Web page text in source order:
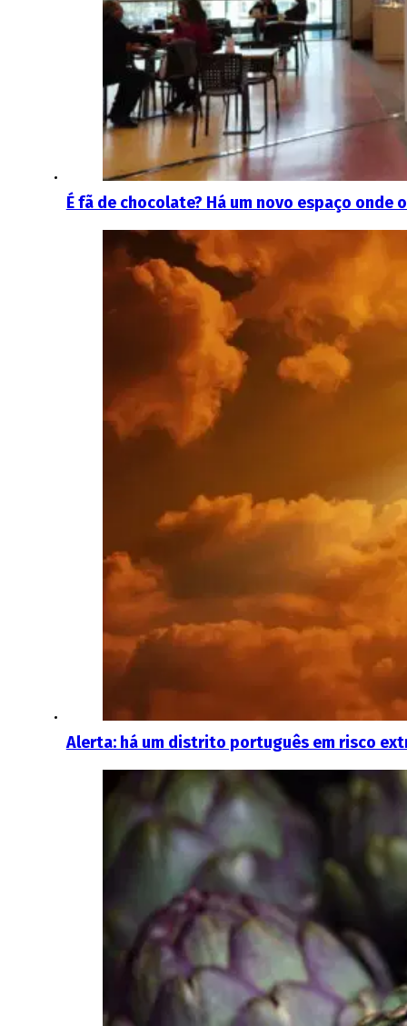
É fã de chocolate? Há um novo espaço onde
Alerta: há um distrito português em risco